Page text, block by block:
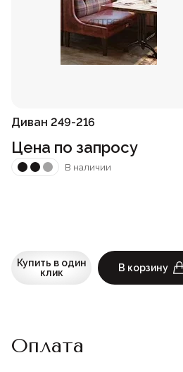
Диван 249-216
Цена по запросу
В наличии
Купить в один
клик
В корзину
Оплата